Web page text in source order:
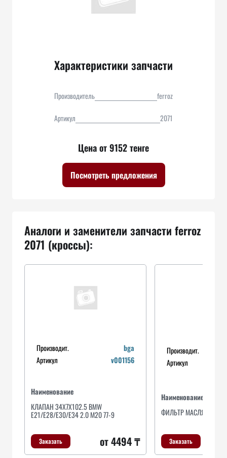
Характеристики запчасти
Производитель ferroz
Артикул 2071
Цена от 9152 тенге
Посмотреть предложения
Аналоги и заменители запчасти ferroz
2071 (кроссы):
Производит.
bga
Артикул
v001156
Наименование
КЛАПАН 34X7X102.5 BMW
E21/E28/E30/E34 2.0 M20 77-9
Заказать от 4494 ₸
Производит.
Артикул
Наименование
ФИЛЬТР МАСЛЯНЫЙ
Заказать